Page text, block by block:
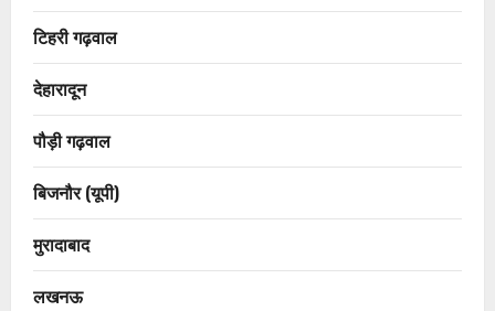
टिहरी गढ़वाल
देहारादून
पौड़ी गढ़वाल
बिजनौर (यूपी)
मुरादाबाद
लखनऊ